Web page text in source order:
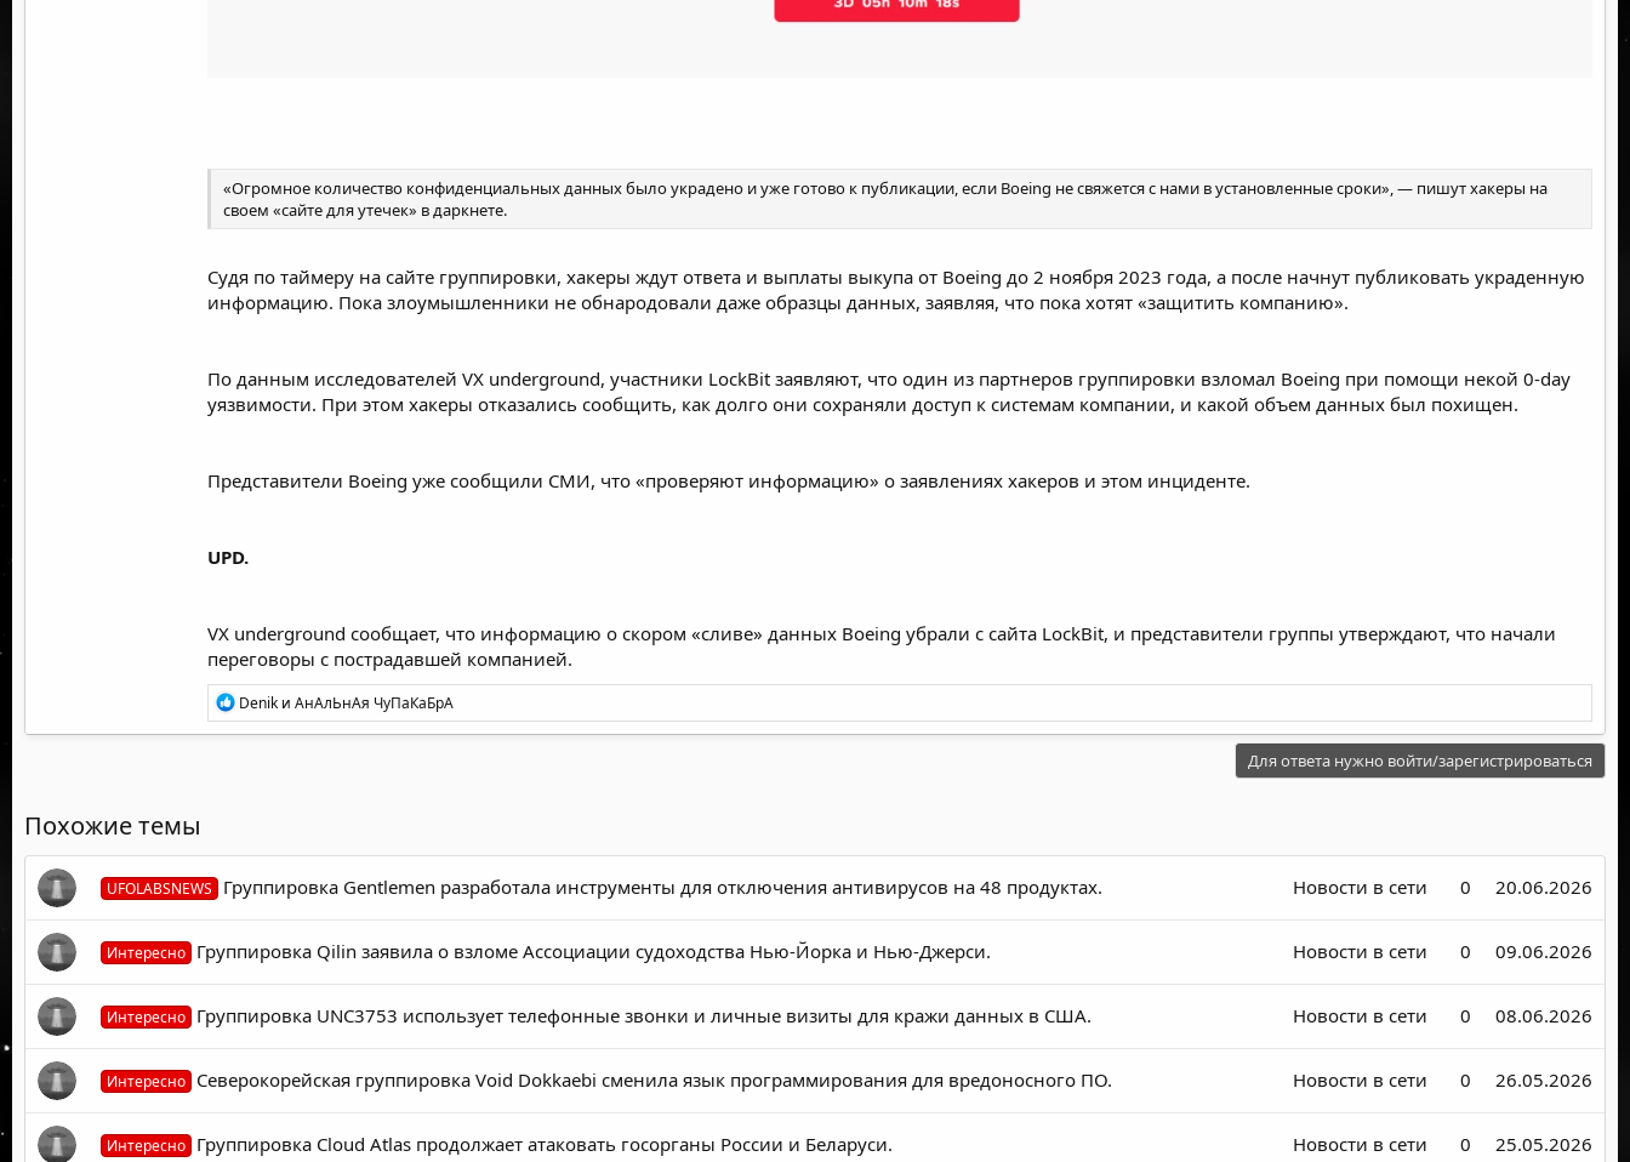
«Огромное количество конфиденциальных данных было украдено и уже готово к публикации, если Boeing не свяжется с нами в установленные сроки», — пишут хакеры на
своем «сайте для утечек» в даркнете.
Судя по таймеру на сайте группировки, хакеры ждут ответа и выплаты выкупа от Boeing до 2 ноября 2023 года, а после начнут публиковать украденную
информацию. Пока злоумышленники не обнародовали даже образцы данных, заявляя, что пока хотят «защитить компанию».
По данным исследователей VX underground, участники LockBit заявляют, что один из партнеров группировки взломал Boeing при помощи некой 0-day
уязвимости. При этом хакеры отказались сообщить, как долго они сохраняли доступ к системам компании, и какой объем данных был похищен.
Представители Boeing уже сообщили СМИ, что «проверяют информацию» о заявлениях хакеров и этом инциденте.
UPD.
VX underground сообщает, что информацию о скором «сливе» данных Boeing убрали с сайта LockBit, и представители группы утверждают, что начали
переговоры с пострадавшей компанией.
Р
е
а
Denik и АнАлЬнАя ЧуПаКаБрА
Для ответа нужно войти/зарегистрироваться
Похожие темы
UFOLABSNEWS Группировка Gentlemen разработала инструменты для отключения антивирусов на 48 продуктах. Новости в сети 0 20.06.2026
Интересно Группировка Qilin заявила о взломе Ассоциации судоходства Нью-Йорка и Нью-Джерси. Новости в сети 0 09.06.2026
Интересно Группировка UNC3753 использует телефонные звонки и личные визиты для кражи данных в США. Новости в сети 0 08.06.2026
Интересно Северокорейская группировка Void Dokkaebi сменила язык программирования для вредоносного ПО. Новости в сети 0 26.05.2026
Интересно Группировка Cloud Atlas продолжает атаковать госорганы России и Беларуси. Новости в сети 0 25.05.2026